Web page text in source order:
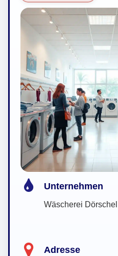
Unternehmen
Wäscherei Dörschel
Adresse